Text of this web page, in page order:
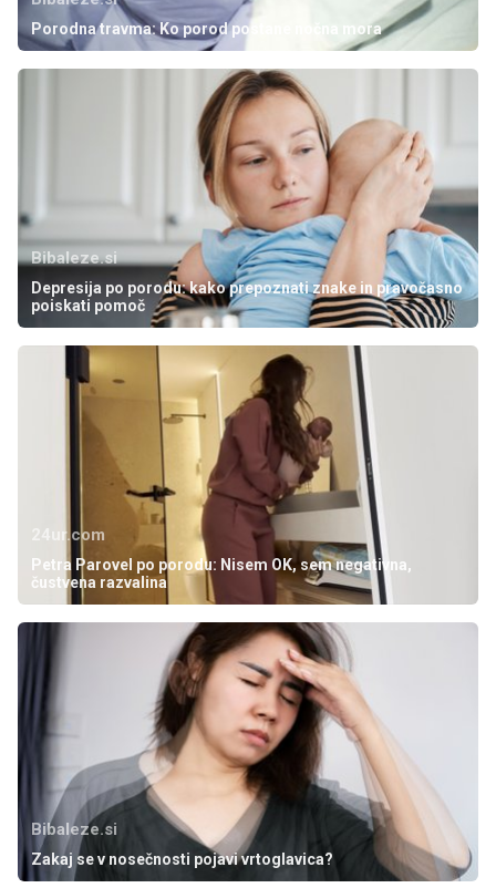
Porodna travma: Ko porod postane nočna mora
Bibaleze.si
Depresija po porodu: kako prepoznati znake in pravočasno
poiskati pomoč
24ur.com
Petra Parovel po porodu: Nisem OK, sem negativna,
čustvena razvalina
Bibaleze.si
Zakaj se v nosečnosti pojavi vrtoglavica?